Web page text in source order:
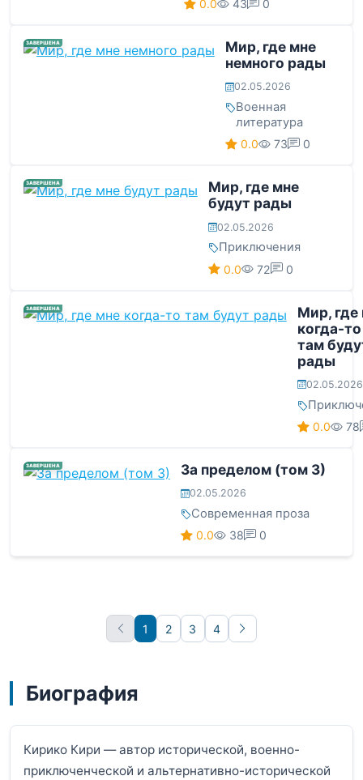
0.0 43 0
ЗАВЕРШЕНА
Мир, где мне
немного рады
02.05.2026
Военная
литература
0.0 73 0
ЗАВЕРШЕНА
Мир, где мне
будут рады
02.05.2026
Приключения
0.0 72 0
ЗАВЕРШЕНА
Мир, где
когда-то
там
рады
02.05.2026
0.0 78
ЗАВЕРШЕНА За пределом (том 3)
02.05.2026
Современная проза
0.0 38 0
1 2 3 4
Вперёд
Биография
Кирико Кири — автор исторической, военно-
приключенческой и альтернативно-исторической